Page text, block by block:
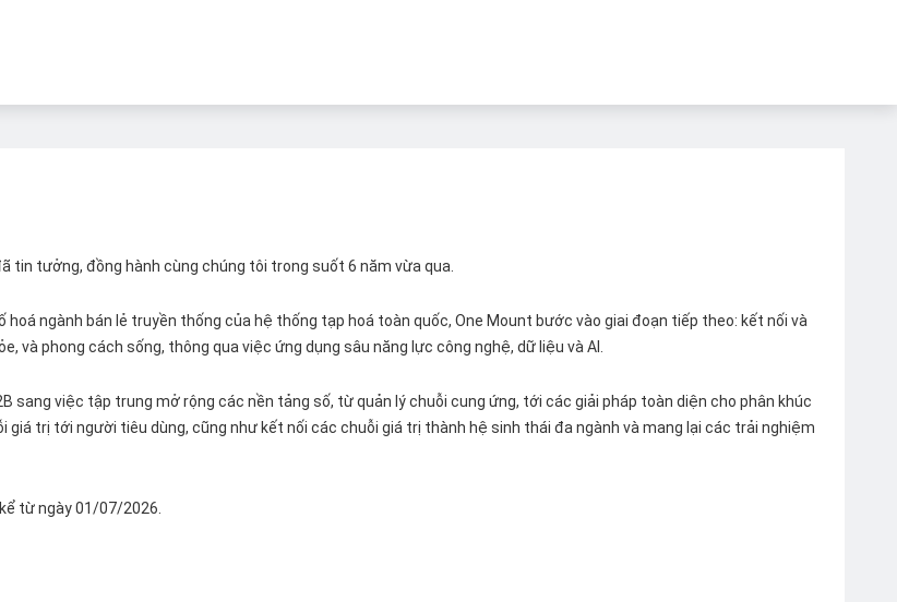
tin tưởng, đồng hành cùng chúng tôi trong suốt 6 năm vừa qua.
ngành bán lẻ truyền thống của hệ thống tạp hoá toàn quốc, One Mount bước vào giai đoạn tiếp theo: kết nối và
phong cách sống, thông qua việc ứng dụng sâu năng lực công nghệ, dữ liệu và AI.
sang việc tập trung mở rộng các nền tảng số, từ quản lý chuỗi cung ứng, tới các giải pháp toàn diện cho phân khúc
trị tới người tiêu dùng, cũng như kết nối các chuỗi giá trị thành hệ sinh thái đa ngành và mang lại các trải nghiệm
từ ngày 01/07/2026.